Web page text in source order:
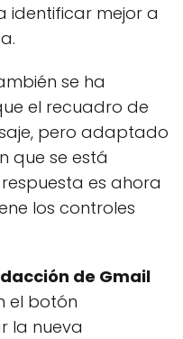
mejor a
se ha
el recuadro de
pero adaptado
que se está
es ahora
los controles
de Gmail
el botón
la nueva